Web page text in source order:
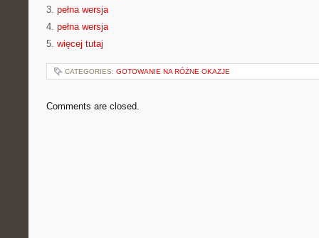
3. pełna wersja
4. pełna wersja
5. więcej tutaj
CATEGORIES: GOTOWANIE NA RÓŻNE OKAZJE
Comments are closed.